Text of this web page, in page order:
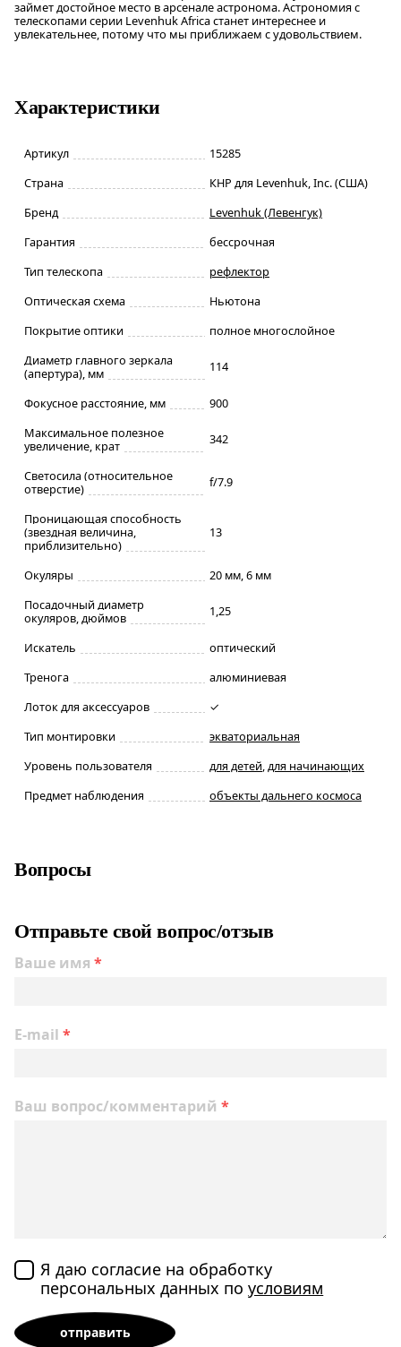
займет достойное место в арсенале астронома. Астрономия с
телескопами серии Levenhuk Africa станет интереснее и
увлекательнее, потому что мы приближаем с удовольствием.
Характеристики
Артикул
15285
Страна
КНР для Levenhuk, Inc. (США)
Бренд
Levenhuk (Левенгук)
Гарантия
бессрочная
Тип телескопа
рефлектор
Оптическая схема
Ньютона
Покрытие оптики
полное многослойное
Диаметр главного зеркала
(апертура), мм
114
Фокусное расстояние, мм
900
Максимальное полезное
увеличение, крат
342
Светосила (относительное
отверстие)
f/7.9
Проницающая способность
(звездная величина,
приблизительно)
13
Окуляры
20 мм, 6 мм
Посадочный диаметр
окуляров, дюймов
1,25
Искатель
оптический
Тренога
алюминиевая
Лоток для аксессуаров
✓
Тип монтировки
экваториальная
Уровень пользователя
для детей,для начинающих
Предмет наблюдения
объекты дальнего космоса
Вопросы
Отправьте свой вопрос/отзыв
Ваше имя *
E-mail *
Ваш вопрос/комментарий *
Я даю согласие на обработку
персональных данных поусловиям